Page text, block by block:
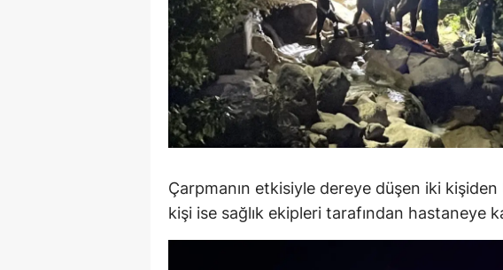
Kars
Kastamonu
Kayseri
Kırklareli
Kocaeli
Çarpmanın etkisiyle dereye düşen iki kişiden
kişi ise sağlık ekipleri tarafından hastaneye